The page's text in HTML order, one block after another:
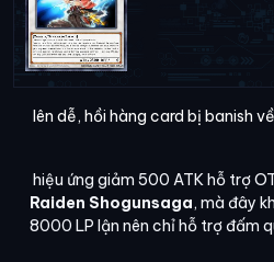
lên dễ, hồi hàng card bị banish
hiệu ứng giảm 500 ATK hỗ trợ
Raiden Shogunsaga, mà đây
8000 LP lận nên chỉ hỗ trợ đấm